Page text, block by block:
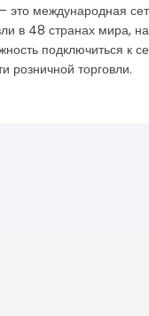
это международная
в 48 странах мира,
подключиться к
розничной торговли.